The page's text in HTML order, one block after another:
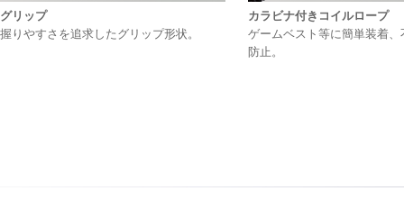
グリップ
握りやすさを追求したグリップ形状。
カラビナ付きコイルロープ
ゲームベスト等に簡単装着、
防止。